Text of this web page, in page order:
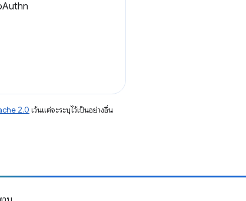
2.0 เว้นแต่จะระบุไว้เป็นอย่างอื่น